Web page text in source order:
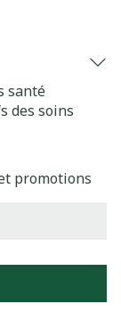
santé
des soins
promotions